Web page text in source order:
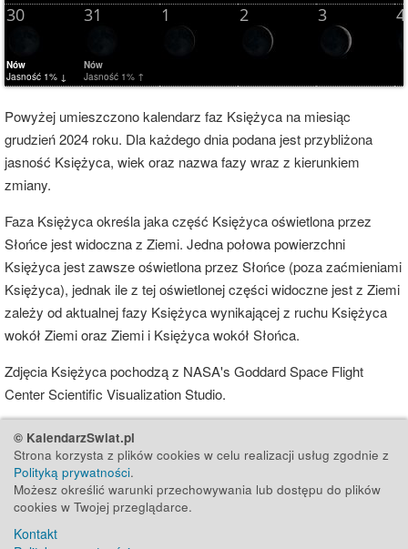
30
Nów
Jasność 1% ↓
31
Nów
Jasność 1% ↑
1 2 3 4
Powyżej umieszczono kalendarz faz Księżyca na miesiąc
grudzień 2024 roku. Dla każdego dnia podana jest przybliżona
jasność Księżyca, wiek oraz nazwa fazy wraz z kierunkiem
zmiany.
Faza Księżyca określa jaka część Księżyca oświetlona przez
Słońce jest widoczna z Ziemi. Jedna połowa powierzchni
Księżyca jest zawsze oświetlona przez Słońce (poza zaćmieniami
Księżyca), jednak ile z tej oświetlonej części widoczne jest z Ziemi
zależy od aktualnej fazy Księżyca wynikającej z ruchu Księżyca
wokół Ziemi oraz Ziemi i Księżyca wokół Słońca.
Zdjęcia Księżyca pochodzą z NASA's Goddard Space Flight
Center Scientific Visualization Studio.
© KalendarzSwiat.pl
Strona korzysta z plików cookies w celu realizacji usług zgodnie z
Polityką prywatności.
Możesz określić warunki przechowywania lub dostępu do plików
cookies w Twojej przeglądarce.
Kontakt